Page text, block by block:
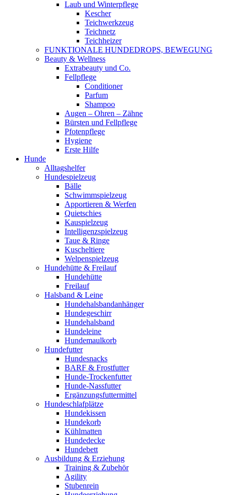
Laub und Winterpflege
Kescher
Teichwerkzeug
Teichnetz
Teichheizer
FUNKTIONALE HUNDEDROPS, BEWEGUNG
Beauty & Wellness
Extrabeauty und Co.
Fellpflege
Conditioner
Parfum
Shampoo
Augen – Ohren – Zähne
Bürsten und Fellpflege
Pfotenpflege
Hygiene
Erste Hilfe
Hunde
Alltagshelfer
Hundespielzeug
Bälle
Schwimmspielzeug
Apportieren & Werfen
Quietschies
Kauspielzeug
Intelligenzspielzeug
Taue & Ringe
Kuscheltiere
Welpenspielzeug
Hundehütte & Freilauf
Hundehütte
Freilauf
Halsband & Leine
Hundehalsbandanhänger
Hundegeschirr
Hundehalsband
Hundeleine
Hundemaulkorb
Hundefutter
Hundesnacks
BARF & Frostfutter
Hunde-Trockenfutter
Hunde-Nassfutter
Ergänzungsfuttermittel
Hundeschlafplätze
Hundekissen
Hundekorb
Kühlmatten
Hundedecke
Hundebett
Ausbildung & Erziehung
Training & Zubehör
Agility
Stubenrein